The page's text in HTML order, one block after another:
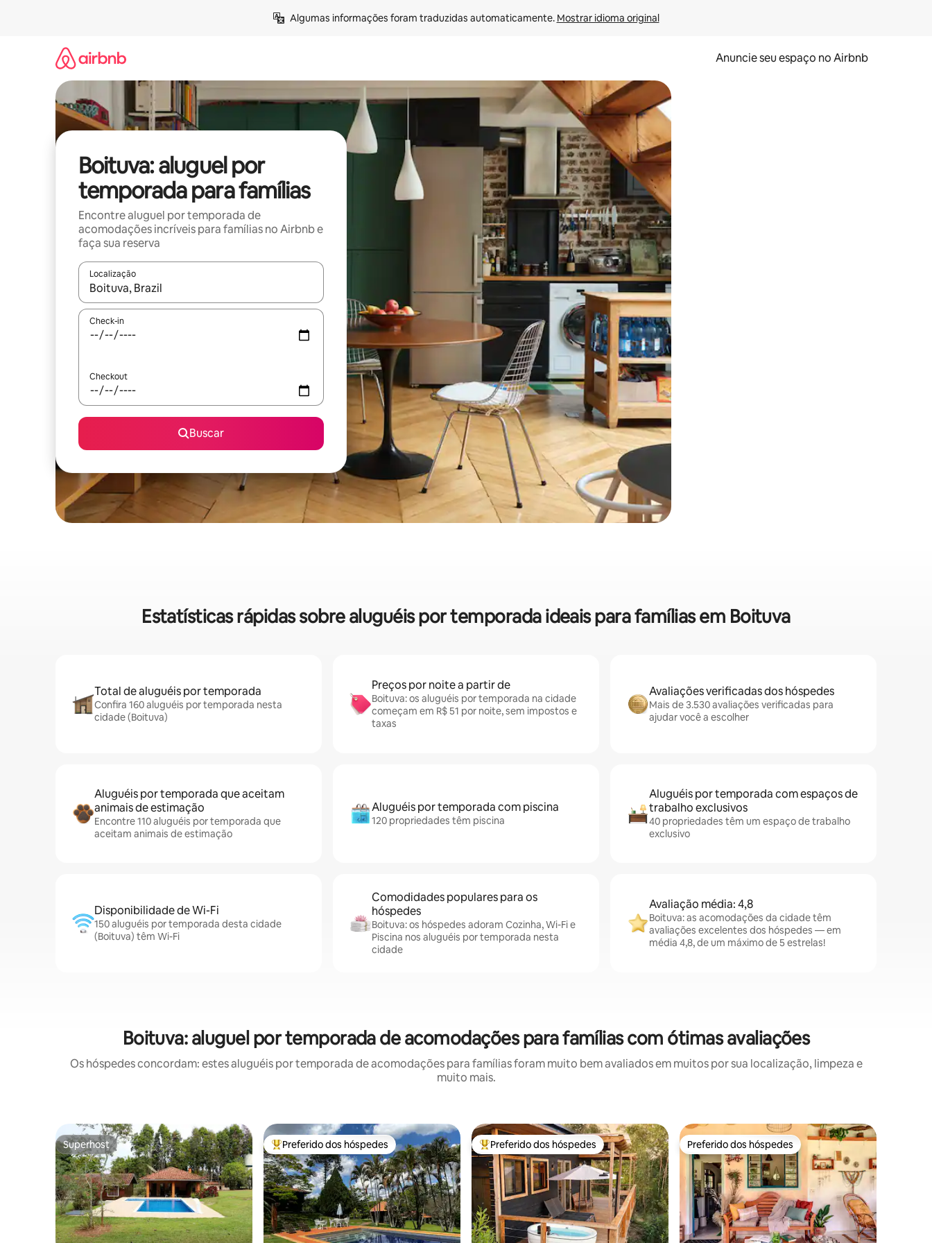
Algumas informações foram traduzidas automaticamente. Mostrar idioma original
Anuncie seu espaço no Airbnb
Boituva: aluguel por
temporada para famílias
Encontre aluguel por temporada de
acomodações incríveis para famílias no Airbnb e
faça sua reserva
Localização
Quando os resultados estiverem disponíveis, explore-os usando as seta para cima e para baixo do teclado ou tocando e deslizando o dedo na tela.
Check-in
Checkout
Buscar
Estatísticas rápidas sobre aluguéis por temporada ideais para famílias em Boituva
Total de aluguéis por temporada
Confira 160 aluguéis por temporada nesta
cidade (Boituva)
Preços por noite a partir de
Boituva: os aluguéis por temporada na cidade
começam em R$ 51 por noite, sem impostos e
taxas
Avaliações verificadas dos hóspedes
Mais de 3.530 avaliações verificadas para
ajudar você a escolher
Aluguéis por temporada que aceitam
animais de estimação
Encontre 110 aluguéis por temporada que
aceitam animais de estimação
Aluguéis por temporada com piscina
120 propriedades têm piscina
Aluguéis por temporada com espaços de
trabalho exclusivos
40 propriedades têm um espaço de trabalho
exclusivo
Disponibilidade de Wi-Fi
150 aluguéis por temporada desta cidade
(Boituva) têm Wi-Fi
Comodidades populares para os
hóspedes
Boituva: os hóspedes adoram Cozinha, Wi-Fi e
Piscina nos aluguéis por temporada nesta
cidade
Avaliação média: 4,8
Boituva: as acomodações da cidade têm
avaliações excelentes dos hóspedes — em
média 4,8, de um máximo de 5 estrelas!
Boituva: aluguel por temporada de acomodações para famílias com ótimas avaliações
Os hóspedes concordam: estes aluguéis por temporada de acomodações para famílias foram muito bem avaliados em muitos por sua localização, limpeza e
muito mais.
Superhost
Superhost Entre os melhores preferidos dos hóspedes
Preferido dos hóspedes Entre os melhores preferidos dos hóspedes
Preferido dos hóspedes Preferido dos hóspedes
Preferido dos hóspedes